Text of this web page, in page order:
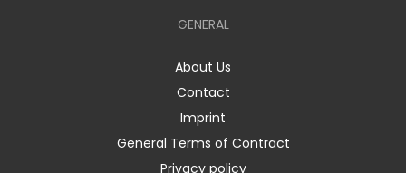
GENERAL
About Us
Contact
Imprint
General Terms of Contract
Privacy policy